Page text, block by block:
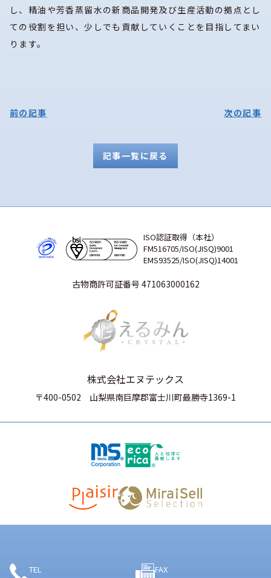
し、精油や芳香蒸留水の新商品開発及び生産活動の拠点とし
ての役割を担い、少しでも貢献していくことを目指してまい
ります。
前の記事 次の記事
記事一覧に戻る
ISO認証取得（本社）
FM516705/ISO(JISQ)9001
EMS93525/ISO(JISQ)14001
古物商許可証番号 471063000162
株式会社エヌテックス
〒400-0502 山梨県南巨摩郡富士川町最勝寺1369-1
TEL FAX